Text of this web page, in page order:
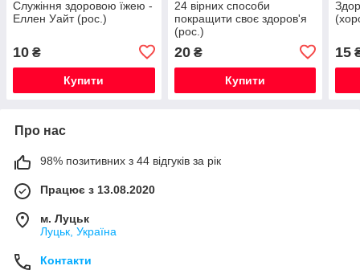
Служіння здоровою їжею -
Еллен Уайт (рос.)
10 ₴
Купити
24 вірних способи
покращити своє здоров'я
(рос.)
20₴
Купити
15
Про нас
98% позитивних з 44 відгуків за рік
Працює з 13.08.2020
м. Луцьк
Луцьк, Україна
Контакти